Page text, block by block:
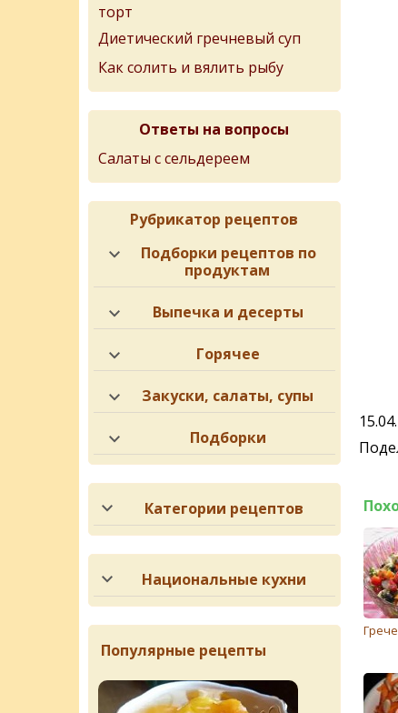
торт
Диетический гречневый суп
Как солить и вялить рыбу
Ответы на вопросы
Салаты с сельдереем
Рубрикатор рецептов
Подборки рецептов по
продуктам
Выпечка и десерты
Горячее
Закуски, салаты, супы
Подборки
Категории рецептов
Национальные кухни
Популярные рецепты